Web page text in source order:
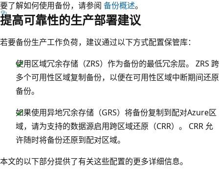
要了解如何使用备份，请参阅 备份概述。
提高可靠性的生产部署建议
若要备份生产工作负荷，建议通过以下方式配置保管库：
使用区域冗余存储（ZRS）作为备份的最低冗余层。 ZRS 跨
多个可用性区域复制备份，以便在可用性区域中断期间还原
备份。
如果使用异地冗余存储（GRS）将备份复制到配对Azure区
域，请为支持的数据源启用跨区域还原（CRR）。 CRR 允
许随时将备份还原到配对区域。
本文的以下部分提供了有关这些配置的更多详细信息。